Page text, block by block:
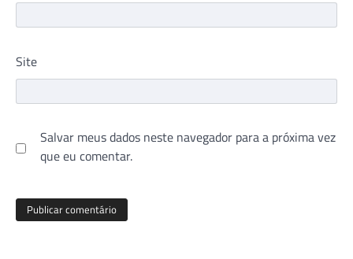
Site
Salvar meus dados neste navegador para a próxima vez
que eu comentar.